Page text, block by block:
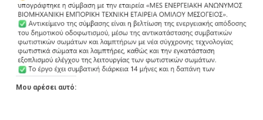
Μου αρέσει αυτό: